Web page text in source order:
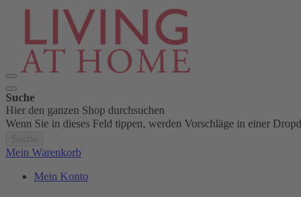
Suche
Hier den ganzen Shop durchsuchen
Wenn Sie in dieses Feld tippen, werden Vorschläge in einer
Mein Warenkorb
Mein Konto